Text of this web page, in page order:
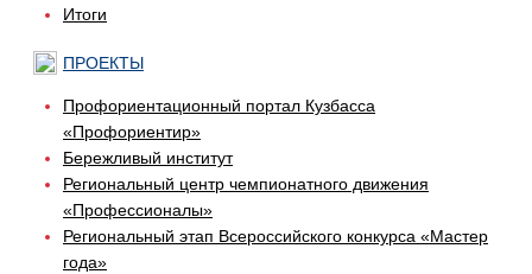
Итоги
ПРОЕКТЫ
Профориентационный портал Кузбасса
«Профориентир»
Бережливый институт
Региональный центр чемпионатного движения
«Профессионалы»
Региональный этап Всероссийского конкурса «Мастер
года»